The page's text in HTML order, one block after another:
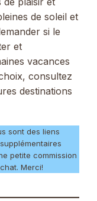
de soleil et
si le
et
vacances
consultez
destinations
sont des liens
petite commission
Merci!